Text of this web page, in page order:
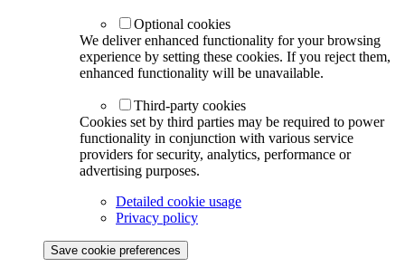
Optional cookies
We deliver enhanced functionality for your browsing
experience by setting these cookies. If you reject them,
enhanced functionality will be unavailable.
Third-party cookies
Cookies set by third parties may be required to power
functionality in conjunction with various service
providers for security, analytics, performance or
advertising purposes.
Detailed cookie usage
Privacy policy
Save cookie preferences